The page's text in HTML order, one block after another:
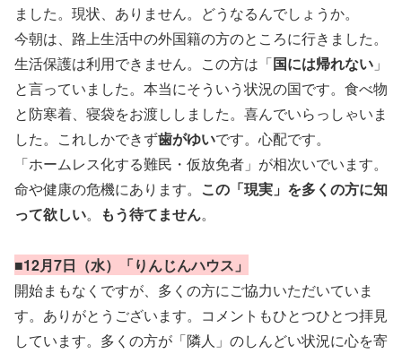
ました。現状、ありません。どうなるんでしょうか。
今朝は、路上生活中の外国籍の方のところに行きました。
生活保護は利用できません。この方は「国には帰れない 」
と言っていました。本当にそういう状況の国です。食べ物
と防寒着、寝袋をお渡ししました。喜んでいらっしゃいま
した。これしかできず歯がゆいです。心配です。
「ホームレス化する難民・仮放免者」が相次いでいます。
命や健康の危機にあります。 この「現実」を多くの方に知
って欲しい。 もう待てません。
■12月7日（水）「りんじんハウス」
開始まもなくですが、多くの方にご協力いただいていま
す。ありがとうございます。コメントもひとつひとつ拝見
しています。多くの方が「隣人」のしんどい状況に心を寄